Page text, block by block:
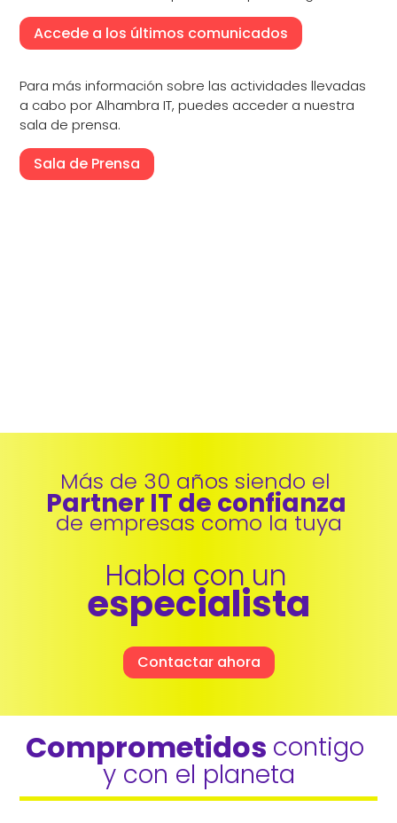
Accede a los últimos comunicados
Para más información sobre las actividades llevadas
a cabo por Alhambra IT, puedes acceder a nuestra
sala de prensa.
Sala de Prensa
Más de 30 años siendo el
Partner IT de confianza
de empresas como la tuya
Habla con un
especialista
Contactar ahora
Comprometidos contigo
y con el planeta